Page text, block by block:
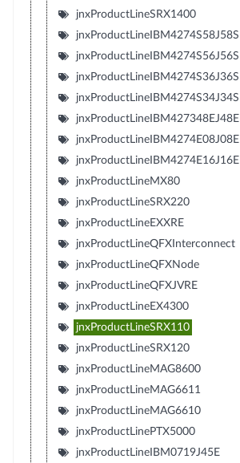
jnxProductLineSRX1400
jnxProductLineIBM4274S58J58S
jnxProductLineIBM4274S56J56S
jnxProductLineIBM4274S36J36S
jnxProductLineIBM4274S34J34S
jnxProductLineIBM427348EJ48E
jnxProductLineIBM4274E08J08E
jnxProductLineIBM4274E16J16E
jnxProductLineMX80
jnxProductLineSRX220
jnxProductLineEXXRE
jnxProductLineQFXInterconnect
jnxProductLineQFXNode
jnxProductLineQFXJVRE
jnxProductLineEX4300
jnxProductLineSRX110
jnxProductLineSRX120
jnxProductLineMAG8600
jnxProductLineMAG6611
jnxProductLineMAG6610
jnxProductLinePTX5000
jnxProductLineIBM0719J45E